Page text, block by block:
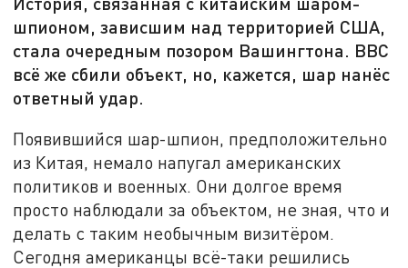
шпионом, зависшим над территорией США,
стала очередным позором Вашингтона. ВВС
всё же сбили объект, но, кажется, шар нанёс
ответный удар.
Появившийся шар-шпион, предположительно
из Китая, немало напугал американских
политиков и военных. Они долгое время
просто наблюдали за объектом, не зная, что и
делать с таким необычным визитёром.
Сегодня американцы всё-таки решились